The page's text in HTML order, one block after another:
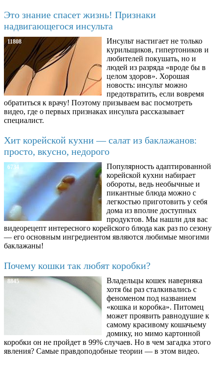
Это знание спасет жизнь! Признаки
надвигающегося инсульта
11808
Инсульт настигает не только
курильщиков, гипертоников и
любителей покушать, но и
людей из разряда «вроде бы в
целом здоров». Хорошая
новость: инсульт можно
предотвратить, если вовремя
обратиться к врачу! Поэтому призываем вас посмотреть
видео, где о первых признаках инсульта рассказывает
специалист.
Хит корейской кухни — салат из баклажанов:
просто, вкусно, недорого
6734
Популярность адаптированной
корейской кухни набирает
обороты, ведь необычные и
пикантные блюда можно с
легкостью приготовить у себя
дома из вполне доступных
продуктов. Мы нашли для вас
видеорецепт интересного корейского блюда как раз по сезону
— его основным ингредиентом являются любимые многими
баклажаны!
Почему кошки так любят коробки?
8845
Владельцы кошек наверняка
хотя бы раз сталкивались с
феноменом под названием
«кошка и коробка». Питомец
может проявить равнодушие к
самому красивому кошачьему
домику, но мимо картонной
коробки он не пройдет в 99% случаев. Но в чем загадка этого
явления? Самые правдоподобные теории — в этом видео.